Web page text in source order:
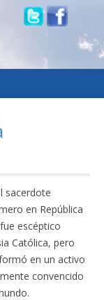
sacerdote
en República
escéptico
Católica, pero
en un activo
convencido